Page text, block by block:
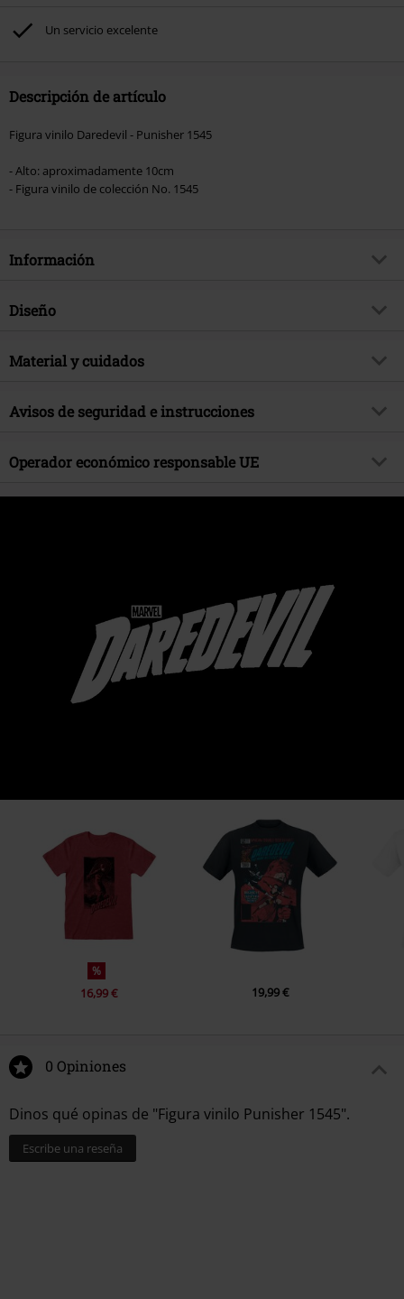
Un servicio excelente
Descripción de artículo
Figura vinilo Daredevil - Punisher 1545
- Alto: aproximadamente 10cm
- Figura vinilo de colección No. 1545
Información
Artículo no.
tema producto
Licencia
licencia oficial del producto
Fecha de lanzamiento
10/1/25
Diseño
Tipo de producto
Material y cuidados
Material Externo PVC
Avisos de seguridad e instrucciones
¡Riesgo de asfixia debido a piezas pequeñas que se pueden tragar!
Operador económico responsable UE
Funko EU, BV
%
16,99 € 19,99 €
0 Opiniones
Dinos qué opinas de "Figura vinilo Punisher 1545".
Escribe una reseña